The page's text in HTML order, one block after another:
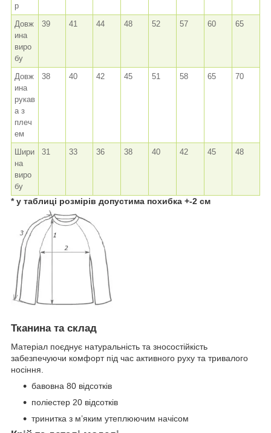
р
Довж
ина
виро
бу
39 41 44 48 52 57 60 65
Довж
ина
рукав
а з
плеч
ем
38 40 42 45 51 58 65 70
Шири
на
виро
бу
31 33 36 38 40 42 45 48
* у таблиці розмірів допустима похибка +-2 см
Тканина та склад
Матеріал поєднує натуральність та зносостійкість
забезпечуючи комфорт під час активного руху та тривалого
носіння.
бавовна 80 відсотків
поліестер 20 відсотків
тринитка з м’яким утеплюючим начісом